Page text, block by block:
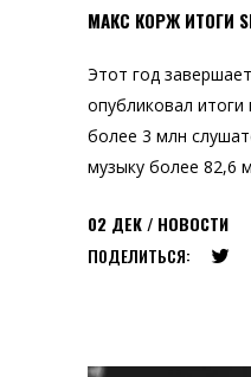
МАКС КОРЖ ИТОГИ
Этот год
опубликовал
более 3 млн
музыку более 82,6
02 ДЕК
НОВОСТИ
ПОДЕЛИТЬСЯ: